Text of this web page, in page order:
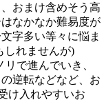
おまけ含めそう高
なかなか難易度が
字多い等々に悩ま
しれませんが)
で進んでいき、
逆転などなど、お
け入れやすいお